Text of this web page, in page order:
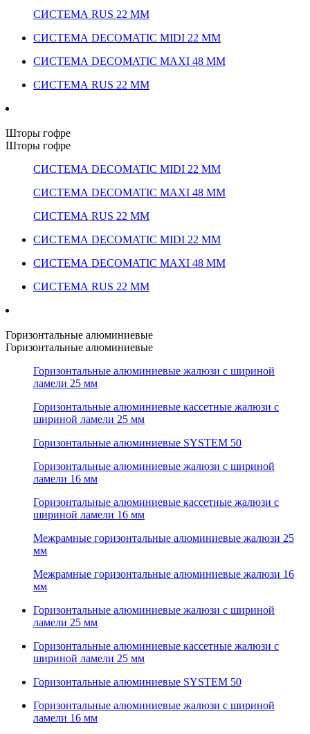
СИСТЕМА RUS 22 ММ
СИСТЕМА DECOMATIC MIDI 22 ММ
СИСТЕМА DECOMATIC MAXI 48 ММ
СИСТЕМА RUS 22 ММ
Шторы гофре
Шторы гофре
СИСТЕМА DECOMATIC MIDI 22 ММ
СИСТЕМА DECOMATIC MAXI 48 ММ
СИСТЕМА RUS 22 ММ
СИСТЕМА DECOMATIC MIDI 22 ММ
СИСТЕМА DECOMATIC MAXI 48 ММ
СИСТЕМА RUS 22 ММ
Горизонтальные алюминиевые
Горизонтальные алюминиевые
Горизонтальные алюминиевые жалюзи с шириной
ламели 25 мм
Горизонтальные алюминиевые кассетные жалюзи с
шириной ламели 25 мм
Горизонтальные алюминиевые SYSTEM 50
Горизонтальные алюминиевые жалюзи с шириной
ламели 16 мм
Горизонтальные алюминиевые кассетные жалюзи с
шириной ламели 16 мм
Межрамные горизонтальные алюминиевые жалюзи 25
мм
Межрамные горизонтальные алюминиевые жалюзи 16
мм
Горизонтальные алюминиевые жалюзи с шириной
ламели 25 мм
Горизонтальные алюминиевые кассетные жалюзи с
шириной ламели 25 мм
Горизонтальные алюминиевые SYSTEM 50
Горизонтальные алюминиевые жалюзи с шириной
ламели 16 мм